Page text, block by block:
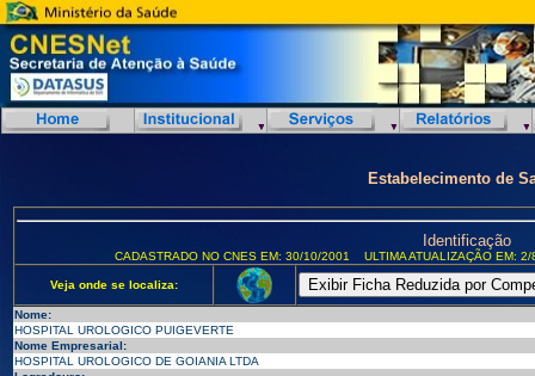
Estabelecimento de
Identificação
CADASTRADO NO CNES EM: 30/10/2001 ULTIMA ATUALIZAÇÃO EM:
Veja onde se localiza:
Nome:
HOSPITAL UROLOGICO PUIGEVERTE
Nome Empresarial:
HOSPITAL UROLOGICO DE GOIANIA LTDA